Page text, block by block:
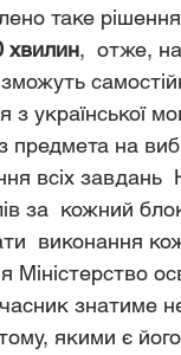
таке
хвилин,  отже,
з української
предмета на
всіх
за  кожний
виконання
Міністерство
знатиме
якими є